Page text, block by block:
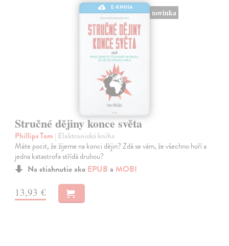
E-KNIHA
novinka
Stručné dějiny konce světa
Phillips Tom | Elektronická kniha
Máte pocit, že žijeme na konci dějin? Zdá se vám, že všechno hoří a
jedna katastrofa střídá druhou?
Na stiahnutie ako EPUB a MOBI
13,93 €